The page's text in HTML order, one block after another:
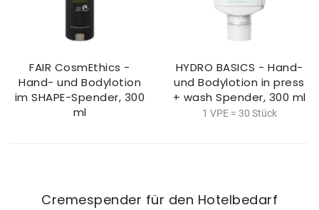
FAIR CosmEthics -
Hand- und Bodylotion
im SHAPE-Spender, 300
ml
HYDRO BASICS - Hand-
und Bodylotion in press
+ wash Spender, 300 ml
1 VPE = 30 Stück
Cremespender für den Hotelbedarf